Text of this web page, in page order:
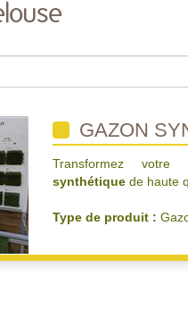
GAZON
Transformez
synthétique de haute
Type de produit :